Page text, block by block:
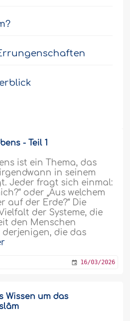
- Teil 1
ist ein Thema, das
in seinem
Jeder fragt sich einmal:
oder „Aus welchem
auf der Erde?“ Die
der Systeme, die
den Menschen
die das
16/03/2026
Wissen um das